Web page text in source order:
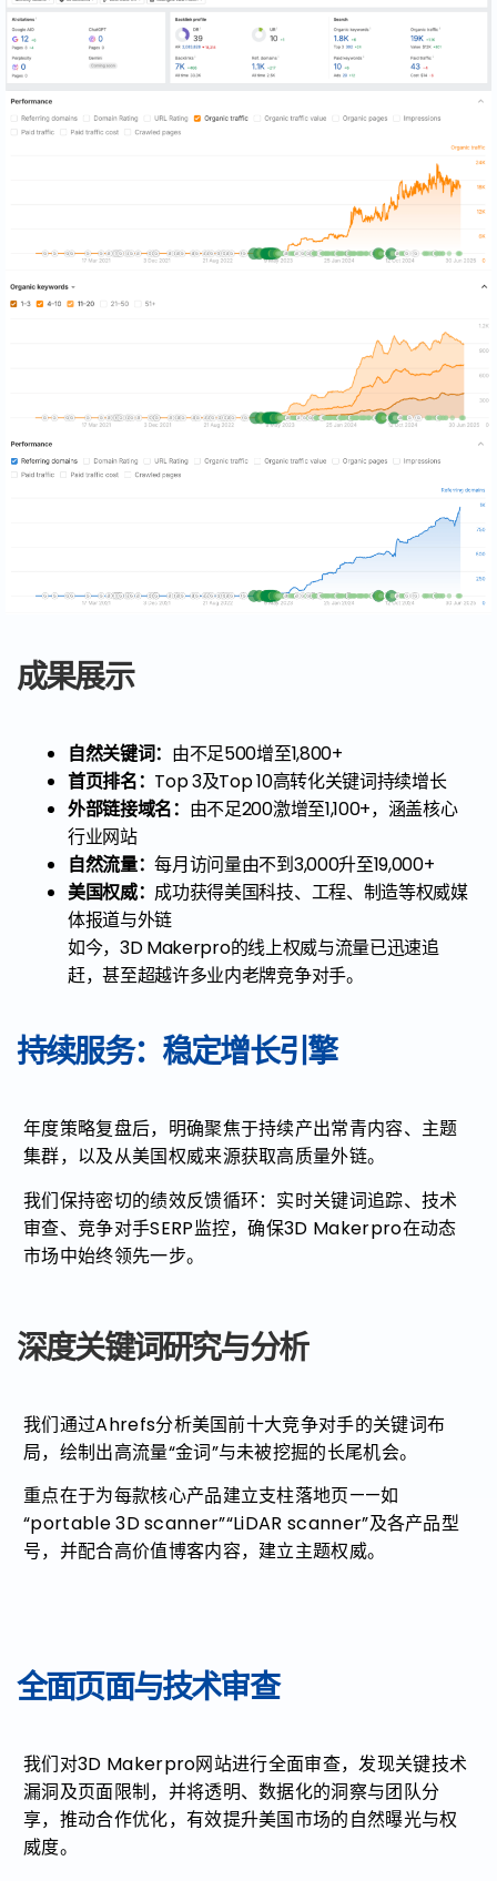
成果展示
自然关键词： 由不足500增至1,800+
首页排名： Top 3及Top 10高转化关键词持续增长
外部链接域名： 由不足200激增至1,100+，涵盖核心
行业网站
自然流量：每月访问量由不到3,000升至19,000+
美国权威： 成功获得美国科技、工程、制造等权威媒
体报道与外链
如今，3D Makerpro的线上权威与流量已迅速追
赶，甚至超越许多业内老牌竞争对手。
持续服务：稳定增长引擎
年度策略复盘后，明确聚焦于持续产出常青内容、主题
集群，以及从美国权威来源获取高质量外链。
我们保持密切的绩效反馈循环：实时关键词追踪、技术
审查、竞争对手SERP监控，确保3D Makerpro在动态
市场中始终领先一步。
深度关键词研究与分析
我们通过Ahrefs分析美国前十大竞争对手的关键词布
局，绘制出高流量“金词”与未被挖掘的长尾机会。
重点在于为每款核心产品建立支柱落地页——如
“portable 3D scanner”“LiDAR scanner”及各产品型
号，并配合高价值博客内容，建立主题权威。
全面页面与技术审查
我们对3D Makerpro网站进行全面审查，发现关键技术
漏洞及页面限制，并将透明、数据化的洞察与团队分
享，推动合作优化，有效提升美国市场的自然曝光与权
威度。